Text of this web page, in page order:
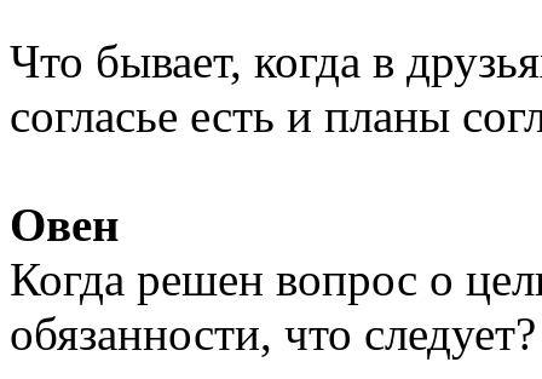
Что бывает, когда в
согласье есть и планы
Овен
Когда решен вопрос о
обязанности, что